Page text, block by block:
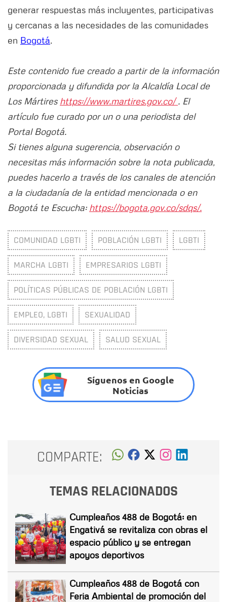
generar respuestas más incluyentes, participativas
y cercanas a las necesidades de las comunidades
en Bogotá.
Este contenido fue creado a partir de la información
proporcionada y difundida por la Alcaldía Local de
Los Mártires https://www.martires.gov.co/. El
artículo fue curado por un o una periodista del
Portal Bogotá.
Si tienes alguna sugerencia, observación o
necesitas más información sobre la nota publicada,
puedes hacerlo a través de los canales de atención
a la ciudadanía de la entidad mencionada o en
Bogotá te Escucha: https://bogota.gov.co/sdqs/.
COMUNIDAD LGBTI POBLACIÓN LGBTI LGBTI
MARCHA LGBTI EMPRESARIOS LGBTI
POLÍTICAS PÚBLICAS DE POBLACIÓN LGBTI
EMPLEO, LGBTI SEXUALIDAD
DIVERSIDAD SEXUAL SALUD SEXUAL
Síguenos en Google
Noticias
COMPARTE:
TEMAS RELACIONADOS
Cumpleaños 488 de Bogotá: en
Engativá se revitaliza con obras el
espacio público y se entregan
apoyos deportivos
Cumpleaños 488 de Bogotá con
Feria Ambiental de promoción del